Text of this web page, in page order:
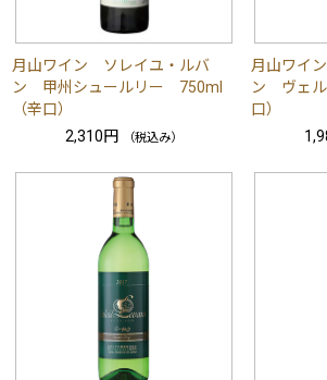
月山ワイン ソレイユ・ルバ
ン 甲州シュールリー 750ml
（辛口）
2,310円
（税込み）
月山ワイ
ン ヴェ
口）